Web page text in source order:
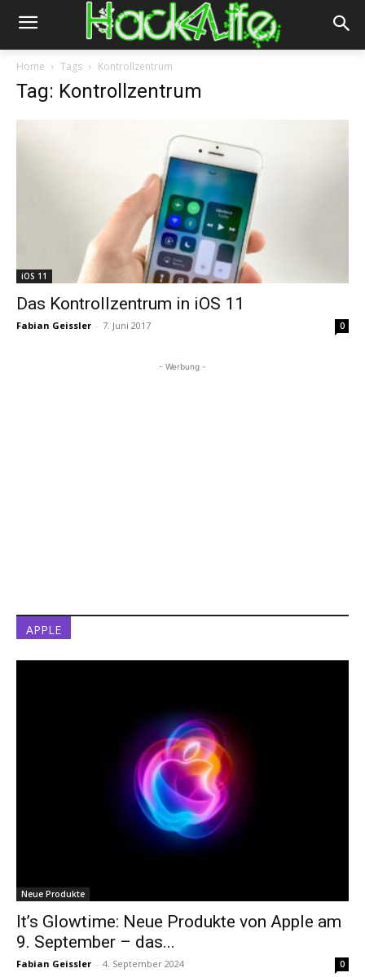
Home Tags Kontrollzentrum
Tag: Kontrollzentrum
iOS 11
Das Kontrollzentrum in iOS 11
Fabian Geissler - 7. Juni 2017 0
- Werbung -
APPLE
Neue Produkte
It’s Glowtime: Neue Produkte von Apple am
9. September – das...
Fabian Geissler - 4. September 2024 0